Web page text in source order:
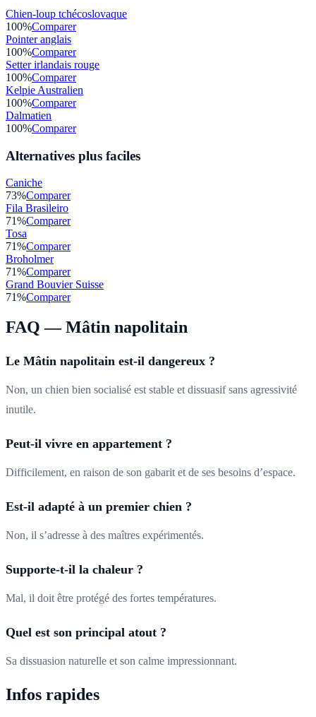
Chien-loup tchécoslovaque
100%Comparer
Pointer anglais
100%Comparer
Setter irlandais rouge
100%Comparer
Kelpie Australien
100%Comparer
Dalmatien
100%Comparer
Alternatives plus faciles
Caniche
73%Comparer
Fila Brasileiro
71%Comparer
Tosa
71%Comparer
Broholmer
71%Comparer
Grand Bouvier Suisse
71%Comparer
FAQ —Mâtin napolitain
Le Mâtin napolitain est-il dangereux ?
Non, un chien bien socialisé est stable et dissuasif sans agressivité
inutile.
Peut-il vivre en appartement ?
Difficilement, en raison de son gabarit et de ses besoins d’espace.
Est-il adapté à un premier chien ?
Non, il s’adresse à des maîtres expérimentés.
Supporte-t-il la chaleur ?
Mal, il doit être protégé des fortes températures.
Quel est son principal atout ?
Sa dissuasion naturelle et son calme impressionnant.
Infos rapides